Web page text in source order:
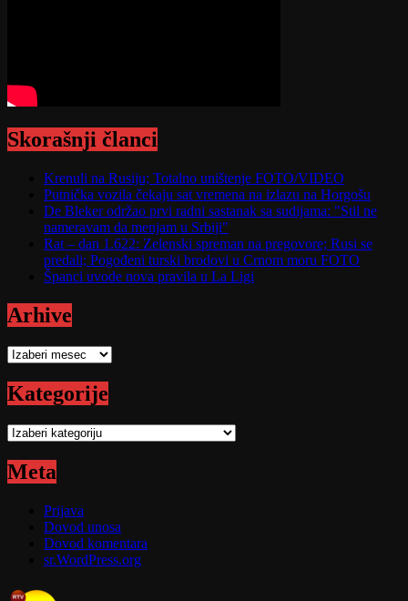
Skorašnji članci
Krenuli na Rusiju; Totalno uništenje FOTO/VIDEO
Putnička vozila čekaju sat vremena na izlazu na Horgošu
De Bleker održao prvi radni sastanak sa sudijama: "Stil ne
nameravam da menjam u Srbiji"
Rat – dan 1.622: Zelenski spreman na pregovore; Rusi se
predali; Pogođeni turski brodovi u Crnom moru FOTO
Španci uvode nova pravila u La Ligi
Arhive
Arhive
Kategorije
Kategorije
Meta
Prijava
Dovod unosa
Dovod komentara
sr.WordPress.org